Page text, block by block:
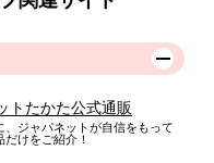
トたかた公式通販
、ジャパネットが自信をもって
だけをご紹介！